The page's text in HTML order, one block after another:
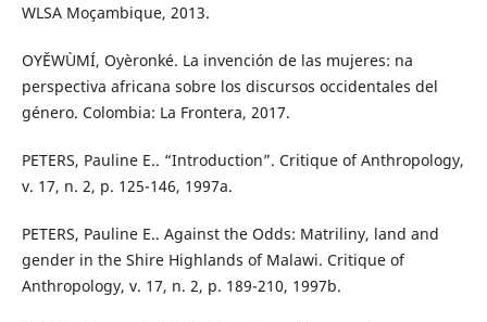
WLSA Moçambique, 2013.
OYĚWÙMÍ, Oyèronké. La invención de las mujeres: na
perspectiva africana sobre los discursos occidentales del
género. Colombia: La Frontera, 2017.
PETERS, Pauline E.. “Introduction”. Critique of Anthropology,
v. 17, n. 2, p. 125-146, 1997a.
PETERS, Pauline E.. Against the Odds: Matriliny, land and
gender in the Shire Highlands of Malawi. Critique of
Anthropology, v. 17, n. 2, p. 189-210, 1997b.